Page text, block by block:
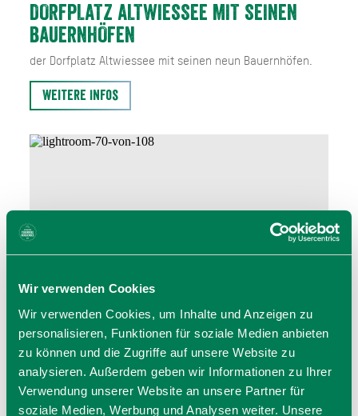
Wir verwenden Cookies
Wir verwenden Cookies, um Inhalte und Anzeigen zu
personalisieren, Funktionen für soziale Medien anbieten
zu können und die Zugriffe auf unsere Website zu
analysieren. Außerdem geben wir Informationen zu Ihrer
Verwendung unserer Website an unsere Partner für
soziale Medien, Werbung und Analysen weiter. Unsere
DORFPLATZ ALTWIESSEE MIT SEINEN
BAUERNHÖFEN
der Dorfplatz Altwiessee mit seinen neun Bauernhöfen.
Weitere Infos